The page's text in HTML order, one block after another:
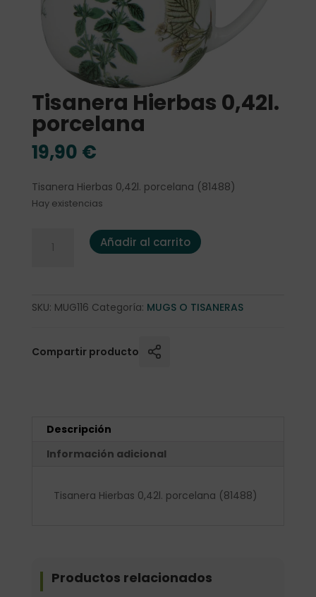
Tisanera Hierbas 0,42l.
porcelana
19,90 €
Tisanera Hierbas 0,42l. porcelana (81488)
Hay existencias
Tisanera Hierbas 0,42l. porcelana cantidad
Añadir al carrito
SKU: MUG116 Categoría: MUGS O TISANERAS
Compartir producto
Descripción
Información adicional
Tisanera Hierbas 0,42l. porcelana (81488)
Productos relacionados